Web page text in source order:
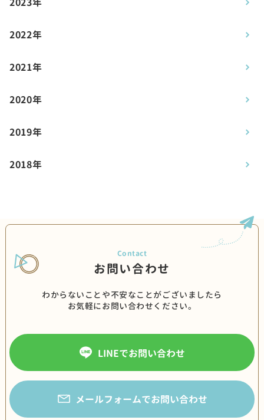
2022年
2021年
2020年
2019年
2018年
お問い合わせ
わからないことや不安なことがございましたら
お気軽にお問い合わせください。
LINEでお問い合わせ
メールフォームでお問い合わせ